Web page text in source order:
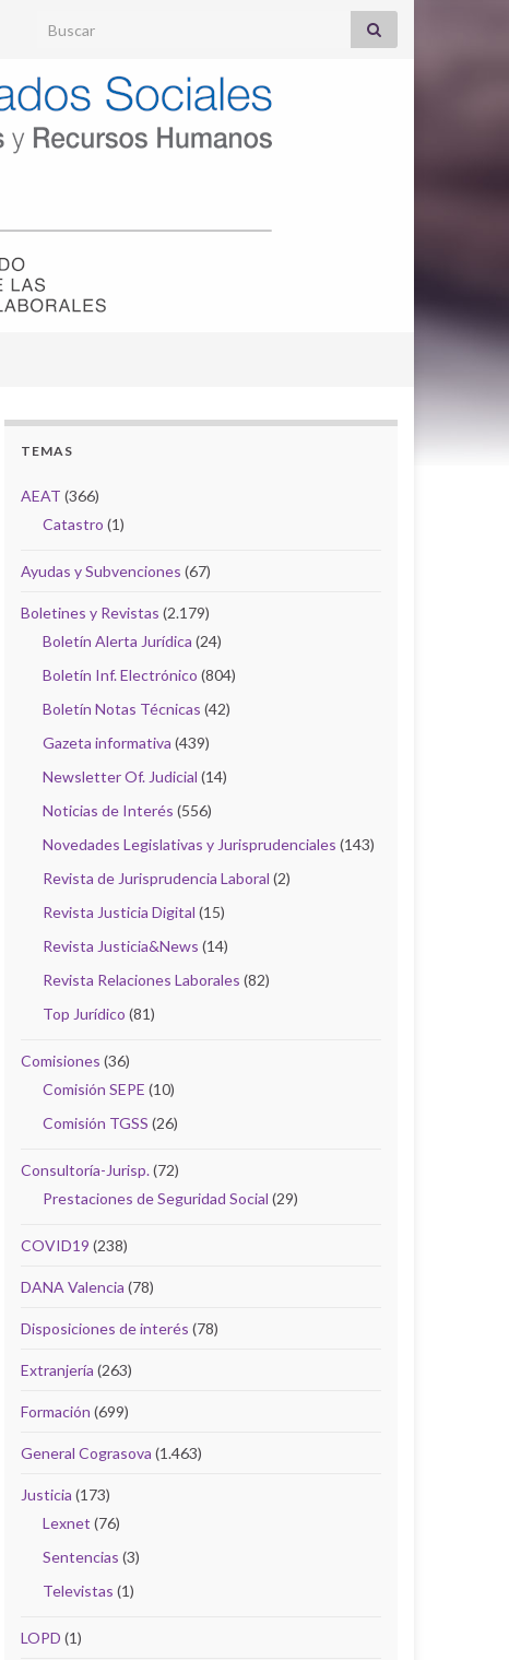
Search for:
TEMAS
AEAT (366)
Catastro (1)
Ayudas y Subvenciones (67)
Boletines y Revistas (2.179)
Boletín Alerta Jurídica (24)
Boletín Inf. Electrónico (804)
Boletín Notas Técnicas (42)
Gazeta informativa (439)
Newsletter Of. Judicial (14)
Noticias de Interés (556)
Novedades Legislativas y Jurisprudenciales (143)
Revista de Jurisprudencia Laboral (2)
Revista Justicia Digital (15)
Revista Justicia&News (14)
Revista Relaciones Laborales (82)
Top Jurídico (81)
Comisiones (36)
Comisión SEPE (10)
Comisión TGSS (26)
Consultoría-Jurisp.(72)
Prestaciones de Seguridad Social (29)
COVID19 (238)
DANA Valencia (78)
Disposiciones de interés (78)
Extranjería (263)
Formación (699)
General Cograsova (1.463)
Justicia (173)
Lexnet (76)
Sentencias (3)
Televistas (1)
LOPD (1)